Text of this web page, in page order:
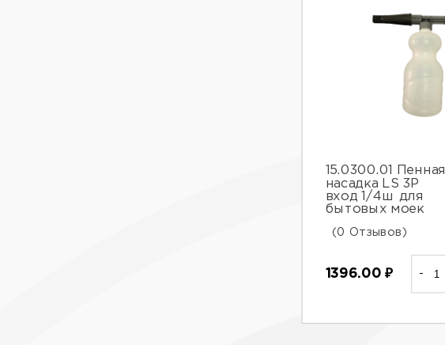
15.0300.01 Пенная
насадка LS 3P
вход 1/4ш для
бытовых моек
(0 Отзывов)
1396.00₽ -